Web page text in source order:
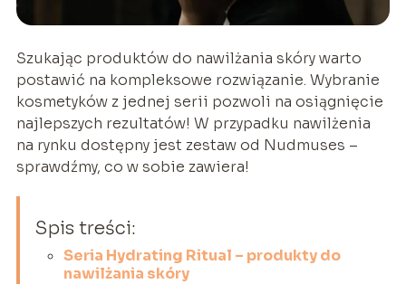
Szukając produktów do nawilżania skóry warto
postawić na kompleksowe rozwiązanie. Wybranie
kosmetyków z jednej serii pozwoli na osiągnięcie
najlepszych rezultatów! W przypadku nawilżenia
na rynku dostępny jest zestaw od Nudmuses –
sprawdźmy, co w sobie zawiera!
Spis treści:
Seria Hydrating Ritual – produkty do
nawilżania skóry